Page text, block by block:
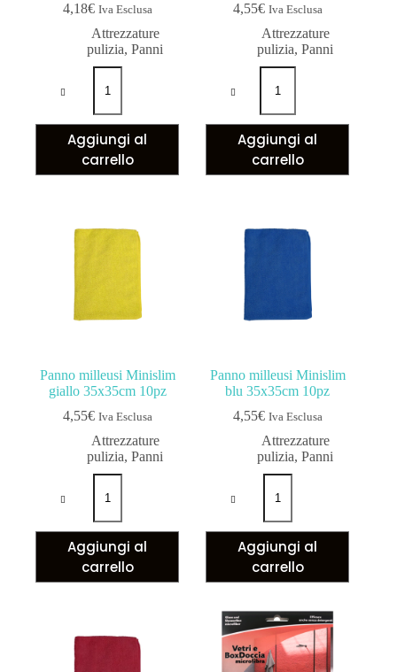
4,18€ Iva Esclusa
Attrezzature
pulizia,Panni
Aggiungi al
carrello
4,55€ Iva Esclusa
Attrezzature
pulizia,Panni
Aggiungi al
carrello
Panno milleusi Minislim
giallo 35x35cm 10pz
4,55€ Iva Esclusa
Attrezzature
pulizia,Panni
Aggiungi al
carrello
Panno milleusi Minislim
blu 35x35cm 10pz
4,55€ Iva Esclusa
Attrezzature
pulizia,Panni
Aggiungi al
carrello